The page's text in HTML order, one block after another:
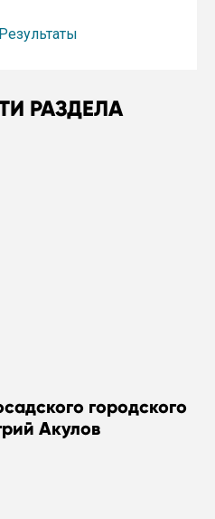
Результаты
РАЗДЕЛА
городского
Акулов